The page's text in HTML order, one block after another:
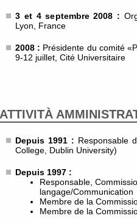
3 et 4 septembre 2008 :
Lyon, France
2008 : Présidente du comité
9-12 juillet, Cité Universitaire
ATTIVITÀ
Depuis 1991 : Responsable
College, Dublin University)
Depuis 1997 :
Responsable,
langage/Communication
Membre de la
Membre de la